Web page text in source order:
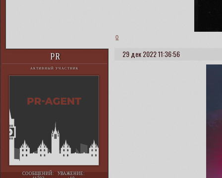
0
29 дек 2022 11:36:56
PR
АКТИВНЫЙ УЧАСТНИК
СООБЩЕНИЙ:
УВАЖЕНИЕ: